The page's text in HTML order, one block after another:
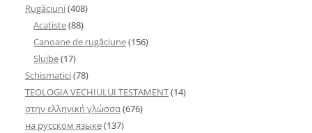
Rugăciuni(408)
Acatiste(88)
Canoane de rugăciune(156)
Slujbe(17)
Schismatici(78)
TEOLOGIA VECHIULUI TESTAMENT(14)
στην ελληνική γλώσσα(676)
на русском языке(137)